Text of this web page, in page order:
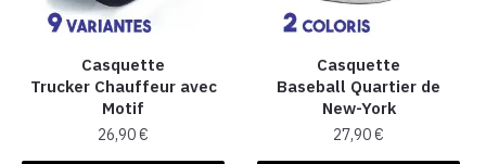
Casquette
Trucker Chauffeur avec
Motif
26,90€
Casquette
Baseball Quartier de
New-York
27,90€